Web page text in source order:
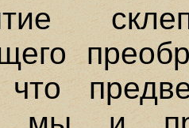
что